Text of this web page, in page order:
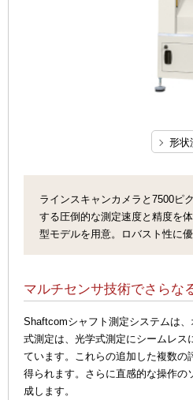
形状
ラインスキャンカメラと7500ピ
する圧倒的な測定速度と精度を
型モデルを用意。ロバスト性に
マルチセンサ技術でさらな
Shaftcomシャフト測定システムは
式測定は、光学式測定にシームレ
ています。これらの追加した複数
得られます。さらに直感的な操作
成します。